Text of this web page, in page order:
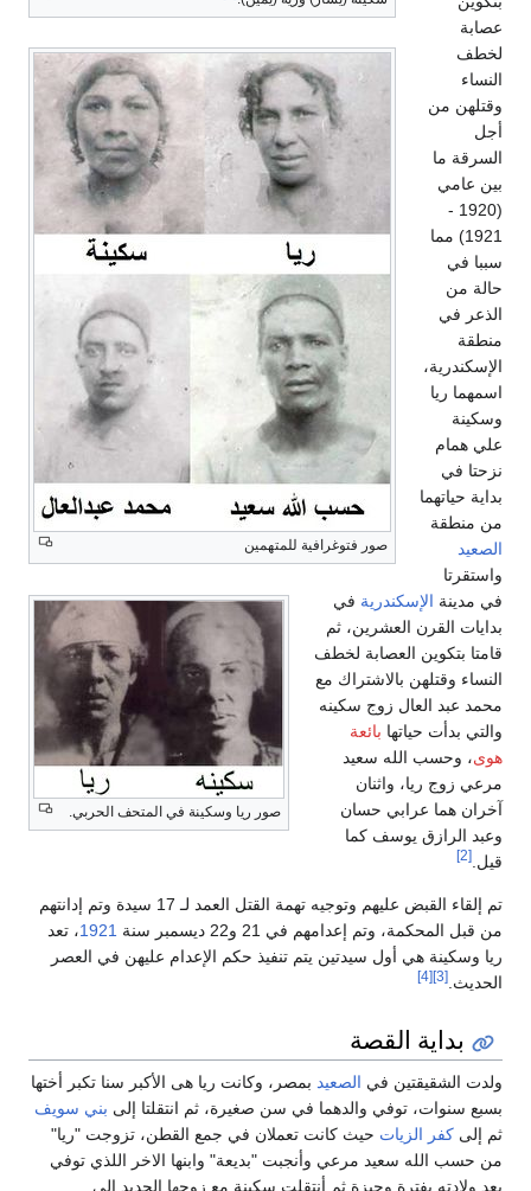
صور فتوغرافية للمتهمين
صور ريا وسكينة في المتحف الحربي.
عصابة
لخطف
النساء
وقتلهن من
أجل
السرقة ما
بين عامي
(1920 -
1921) مما
سببا في
حالة من
الذعر في
منطقة
الإسكندرية،
اسمهما ريا
وسكينة
علي همام
نزحتا في
بداية حياتهما
من منطقة
الصعيد
واستقرتا
في مدينة الإسكندرية في
بدايات القرن العشرين، ثم
قامتا بتكوين العصابة لخطف
النساء وقتلهن بالاشتراك مع
محمد عبد العال زوج سكينه
والتي بدأت حياتها بائعة
هوى، وحسب الله سعيد
مرعي زوج ريا، واثنان
آخران هما عرابي حسان
وعبد الرازق يوسف كما
قيل. [2]
تم إلقاء القبض عليهم وتوجيه تهمة القتل العمد لـ 17 سيدة وتم إدانتهم
من قبل المحكمة، وتم إعدامهم في 21 و22 ديسمبر سنة
1921، تعد
ريا وسكينة هي أول سيدتين يتم تنفيذ حكم الإعدام عليهن في العصر
الحديث. [3]
[4]
بداية القصة
ولدت الشقيقتين في الصعيد بمصر، وكانت ريا هى الأكبر سنا تكبر أختها
بسبع سنوات، توفي والدهما في سن صغيرة، ثم انتقلتا إلى بني سويف
ثم إلى كفر الزيات حيث كانت تعملان في جمع القطن، تزوجت "ريا"
من حسب الله سعيد مرعي وأنجبت "بديعة" وابنها الاخر اللذي توفي
بعد ولادته بفترة وجيزة ثم أنتقلت سكينة مع زوجها الجديد إلى